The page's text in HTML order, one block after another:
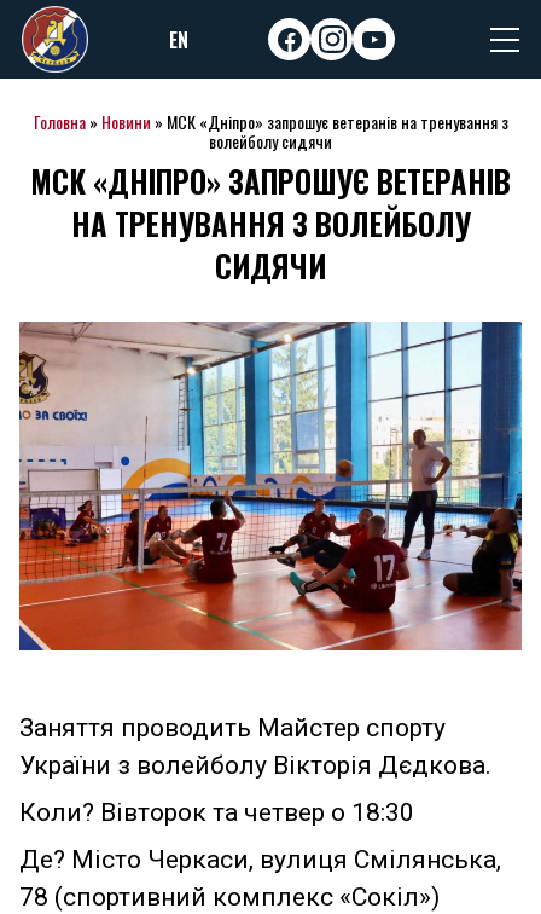
Skip
to
content
EN facebookinstagram
youtube
Головна» Новини » МСК «Дніпро» запрошує ветеранів на тренування з
волейболу сидячи
МСК «ДНІПРО» ЗАПРОШУЄ ВЕТЕРАНІВ
НА ТРЕНУВАННЯ З ВОЛЕЙБОЛУ
СИДЯЧИ
Заняття проводить Майстер спорту
України з волейболу Вікторія Дєдкова.
Коли? Вівторок та четвер о 18:30
Де? Місто Черкаси, вулиця Смілянська,
78 (спортивний комплекс «Сокіл»)